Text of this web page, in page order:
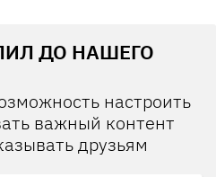
ДО НАШЕГО
настроить
важный контент
друзьям